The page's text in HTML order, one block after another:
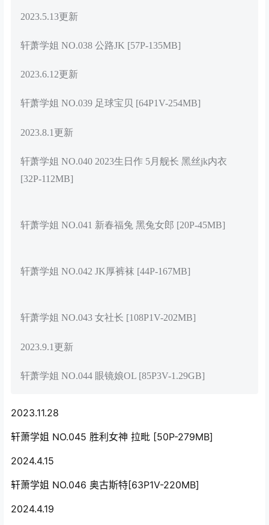
2023.5.13更新
轩萧学姐 NO.038 公路JK [57P-135MB]
2023.6.12更新
轩萧学姐 NO.039 足球宝贝 [64P1V-254MB]
2023.8.1更新
轩萧学姐 NO.040 2023生日作 5月舰长 黑丝jk内衣
[32P-112MB]
轩萧学姐 NO.041 新春福兔 黑兔女郎 [20P-45MB]
轩萧学姐 NO.042 JK厚裤袜 [44P-167MB]
轩萧学姐 NO.043 女社长 [108P1V-202MB]
2023.9.1更新
轩萧学姐 NO.044 眼镜娘OL [85P3V-1.29GB]
2023.11.28
轩萧学姐 NO.045 胜利女神 拉毗 [50P-279MB]
2024.4.15
轩萧学姐 NO.046 奥古斯特[63P1V-220MB]
2024.4.19